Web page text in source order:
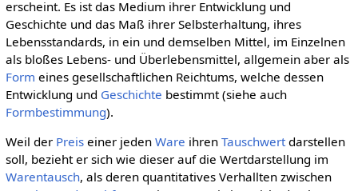
erscheint. Es ist das Medium ihrer Entwicklung und
Geschichte und das Maß ihrer Selbsterhaltung, ihres
Lebensstandards, in ein und demselben Mittel, im Einzelnen
als bloßes Lebens- und Überlebensmittel, allgemein aber als
Form eines gesellschaftlichen Reichtums, welche dessen
Entwicklung und Geschichte bestimmt (siehe auch
Formbestimmung).
Weil der Preiseiner jeden Ware ihren Tauschwertdarstellen
soll, bezieht er sich wie dieser auf die Wertdarstellung im
Warentausch, als deren quantitatives Verhallten zwischen